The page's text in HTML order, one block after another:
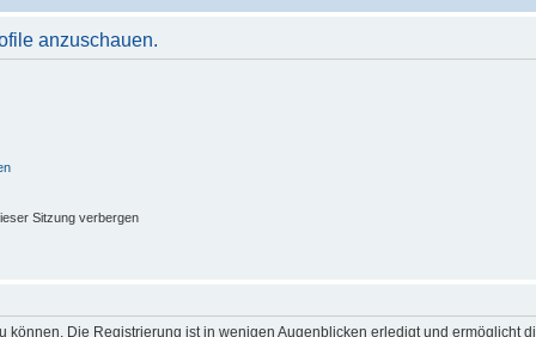
anzuschauen.
Sitzung verbergen
können. Die Registrierung ist in wenigen Augenblicken erledigt und ermöglicht